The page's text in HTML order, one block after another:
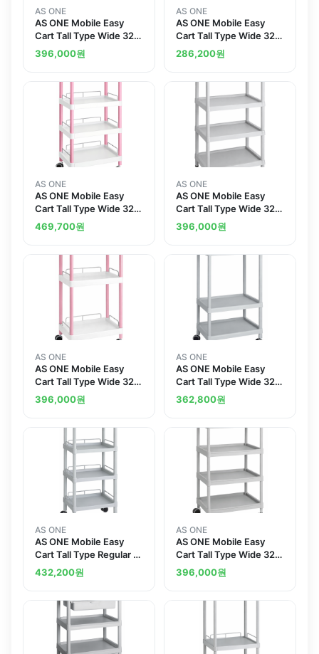
AS ONE
AS ONE Mobile Easy
Cart Tall Type Wide 32
Gray 3 Sages Wiith
Guard Frame ME32G
396,000원
AS ONE
AS ONE Mobile Easy
Cart Tall Type Wide 32
Gray 3 Sages Wiith
Guard Frame ME32H
286,200원
AS ONE
AS ONE Mobile Easy
Cart Tall Type Wide 32
Pink 4 Stages Wiith
Guard Frame ME32J
469,700원
AS ONE
AS ONE Mobile Easy
Cart Tall Type Wide 32
Gray 4 Stages ME32K
396,000원
AS ONE
AS ONE Mobile Easy
Cart Tall Type Wide 32
Pink 3 Stages Wiith
Guard Frame ME32G
396,000원
AS ONE
AS ONE Mobile Easy
Cart Tall Type Wide 32
Gray 3 Stages ME32C
362,800원
AS ONE
AS ONE Mobile Easy
Cart Tall Type Regular 31
Gray 4 Stages Wiith
Guard Frame ME31J
432,200원
AS ONE
AS ONE Mobile Easy
Cart Tall Type Wide 32
Gray 4 Stages ME32E
396,000원